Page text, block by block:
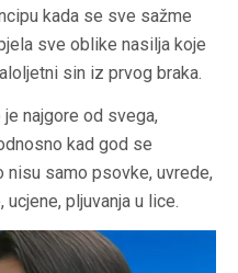
kada se sve sažme
sve oblike nasilja koje
sin iz prvog braka.
najgore od svega,
kad god se
nisu samo psovke, uvrede,
pljuvanja u lice.